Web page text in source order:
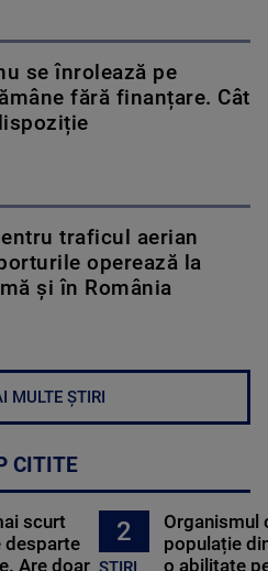
se înrolează pe
fără finanțare. Cât
traficul aerian
operează la
și în România
MULTE ȘTIRI
CITITE
scurt
desparte
Are doar
2
Organismul
populație
o abilitate